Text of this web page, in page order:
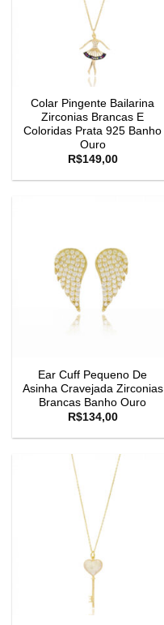
Colar Pingente Bailarina
Zirconias Brancas E
Coloridas Prata 925 Banho
Ouro
R$149,00
Ear Cuff Pequeno De
Asinha Cravejada Zirconias
Brancas Banho Ouro
R$134,00